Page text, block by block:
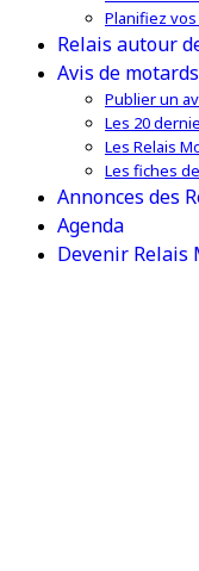
Planifiez
Relais autour
Avis de motards
Publier un
Les 20
Les Relais
Les fiches
Annonces des
Agenda
Devenir Relais